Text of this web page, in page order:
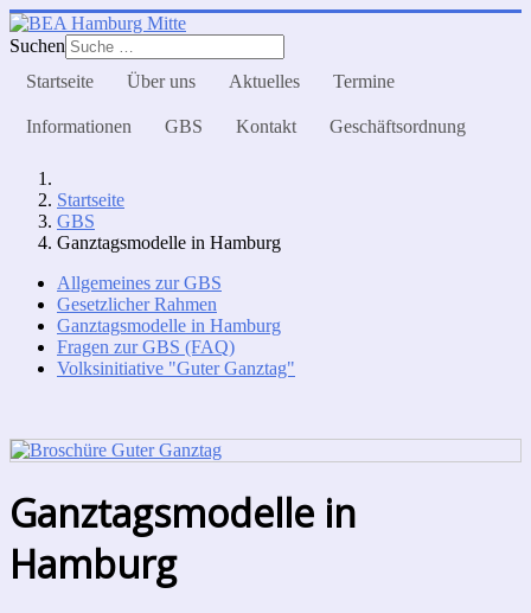
Suchen
Startseite
Über uns Aktuelles Termine
Informationen GBS Kontakt Geschäftsordnung
Startseite
GBS
Ganztagsmodelle in Hamburg
Allgemeines zur GBS
Gesetzlicher Rahmen
Ganztagsmodelle in Hamburg
Fragen zur GBS (FAQ)
Volksinitiative "Guter Ganztag"
Ganztagsmodelle in
Hamburg